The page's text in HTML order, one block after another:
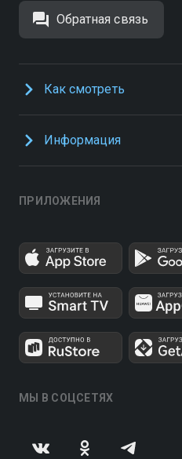
Обратная связь
Как смотреть
Информация
ПРИЛОЖЕНИЯ
МЫ В СОЦСЕТЯХ